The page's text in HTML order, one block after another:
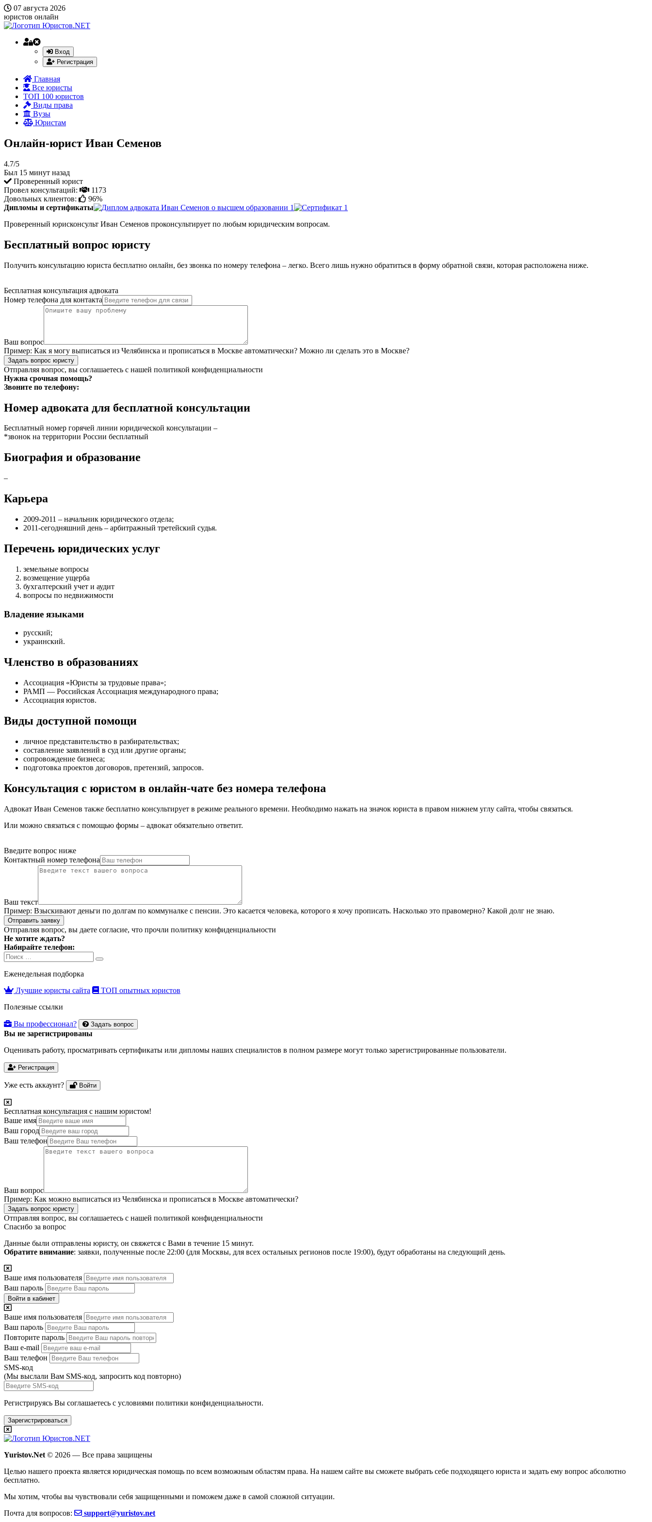
07 августа 2026
юристов онлайн
Вход
Регистрация
Главная
Все юристы
ТОП 100 юристов
Виды права
Вузы
Юристам
Онлайн-юрист Иван Семенов
4.7/5
Был 15 минут назад
Проверенный юрист
Провел консультаций:
1173
Довольных клиентов:
96%
Дипломы и сертификаты
Проверенный юрисконсульт Иван Семенов проконсультирует по любым юридическим вопросам.
Бесплатный вопрос юристу
Получить консультацию юриста бесплатно онлайн, без звонка по номеру телефона – легко. Всего лишь нужно обратиться в форму обратной связи, которая расположена ниже.
Бесплатная консультация адвоката
Номер телефона для контакта
Ваш вопрос
Пример: Как я могу выписаться из Челябинска и прописаться в Москве автоматически? Можно ли сделать это в Москве?
Задать вопрос юристу
Отправляя вопрос, вы соглашаетесь с нашей политикой конфиденциальности
Нужна срочная помощь?
Звоните по телефону:
Номер адвоката для бесплатной консультации
Бесплатный номер горячей линии юридической консультации –
*звонок на территории России бесплатный
Биография и образование
–
Карьера
2009-2011 – начальник юридического отдела;
2011-сегодняшний день – арбитражный третейский судья.
Перечень юридических услуг
земельные вопросы
возмещение ущерба
бухгалтерский учет и аудит
вопросы по недвижимости
Владение языками
русский;
украинский.
Членство в образованиях
Ассоциация «Юристы за трудовые права»;
РАМП — Российская Ассоциация международного права;
Ассоциация юристов.
Виды доступной помощи
личное представительство в разбирательствах;
составление заявлений в суд или другие органы;
сопровождение бизнеса;
подготовка проектов договоров, претензий, запросов.
Консультация с юристом в онлайн-чате без номера телефона
Адвокат Иван Семенов также бесплатно консультирует в режиме реального времени. Необходимо нажать на значок юриста в правом нижнем углу сайта, чтобы связаться.
Или можно связаться с помощью формы – адвокат обязательно ответит.
Введите вопрос ниже
Контактный номер телефона
Ваш текст
Пример: Взыскивают деньги по долгам по коммуналке с пенсии. Это касается человека, которого я хочу прописать. Насколько это правомерно? Какой долг не знаю.
Отправить заявку
Отправляя вопрос, вы даете согласие, что прочли политику конфиденциальности
Не хотите ждать?
Набирайте телефон:
Search
for:
Search
Еженедельная подборка
Лучшие юристы сайта
ТОП опытных юристов
Полезные ссылки
Вы профессионал? Задать вопрос
Вы не зарегистрированы
Оценивать работу, просматривать сертификаты или дипломы наших специалистов в полном размере могут только зарегистрированные пользователи.
Регистрация
Уже есть аккаунт? Войти
Бесплатная консультация с нашим юристом!
Ваше имя
Ваш город
Ваш телефон
Ваш вопрос
Пример: Как можно выписаться из Челябинска и прописаться в Москве автоматически?
Задать вопрос юристу
Отправляя вопрос, вы соглашаетесь с нашей политикой конфиденциальности
Спасибо за вопрос
Данные были отправлены юристу, он свяжется с Вами в течение 15 минут.
Обратите внимание: заявки, полученные после 22:00 (для Москвы, для всех остальных регионов после 19:00), будут обработаны на следующий день.
Ваше имя пользователя
Ваш пароль
Войти в кабинет
Ваше имя пользователя
Ваш пароль
Повторите пароль
Ваш e-mail
Ваш телефон
SMS-код
(Мы выслали Вам SMS-код, запросить код повторно)
Регистрируясь Вы соглашаетесь с условиями политики конфиденциальности.
Зарегистрироваться
Yuristov.Net © 2026 — Все права защищены
Целью нашего проекта является юридическая помощь по всем возможным областям права. На нашем сайте вы сможете выбрать себе подходящего юриста и задать ему вопрос абсолютно
бесплатно.
Мы хотим, чтобы вы чувствовали себя защищенными и поможем даже в самой сложной ситуации.
Почта для вопросов:
support@yuristov.net